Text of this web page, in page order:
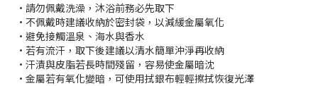
•請勿佩戴洗澡，沐浴前務必先取下
• 不佩戴時建議收納於密封袋，以減緩金屬氧化
•避免接觸溫泉、海水與香水
•若有流汗，取下後建議以清水簡單沖淨再收納
•汗漬與皮脂若長時間殘留，容易使金屬暗沈
• 金屬若有氧化變暗，可使用拭銀布輕輕擦拭恢復光澤